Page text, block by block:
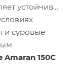
устойчиво
и суровые
Amaran 150C